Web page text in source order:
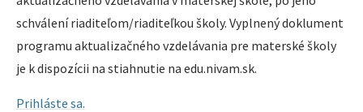
schválení riaditeľom/riaditeľkou školy. Vyplnený doklument
programu aktualizačného vzdelávania pre materské školy
je k dispozícii na stiahnutie na edu.nivam.sk.
Prihláste sa.